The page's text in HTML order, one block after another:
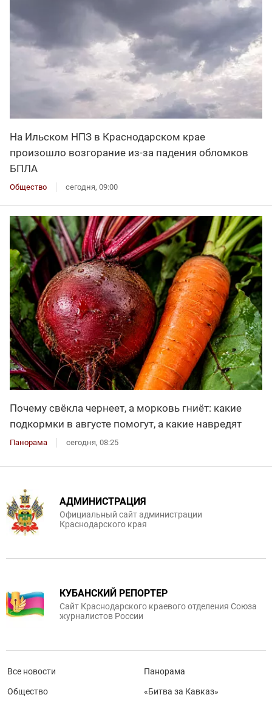
На Ильском НПЗ в Краснодарском крае
произошло возгорание из-за падения обломков
БПЛА
Общество сегодня, 09:00
Почему свёкла чернеет, а морковь гниёт: какие
подкормки в августе помогут, а какие навредят
Панорама сегодня, 08:25
АДМИНИСТРАЦИЯ
Официальный сайт администрации
Краснодарского края
КУБАНСКИЙ РЕПОРТЕР
Сайт Краснодарского краевого отделения Союза
журналистов России
Все новости
Общество
Панорама
«Битва за Кавказ»